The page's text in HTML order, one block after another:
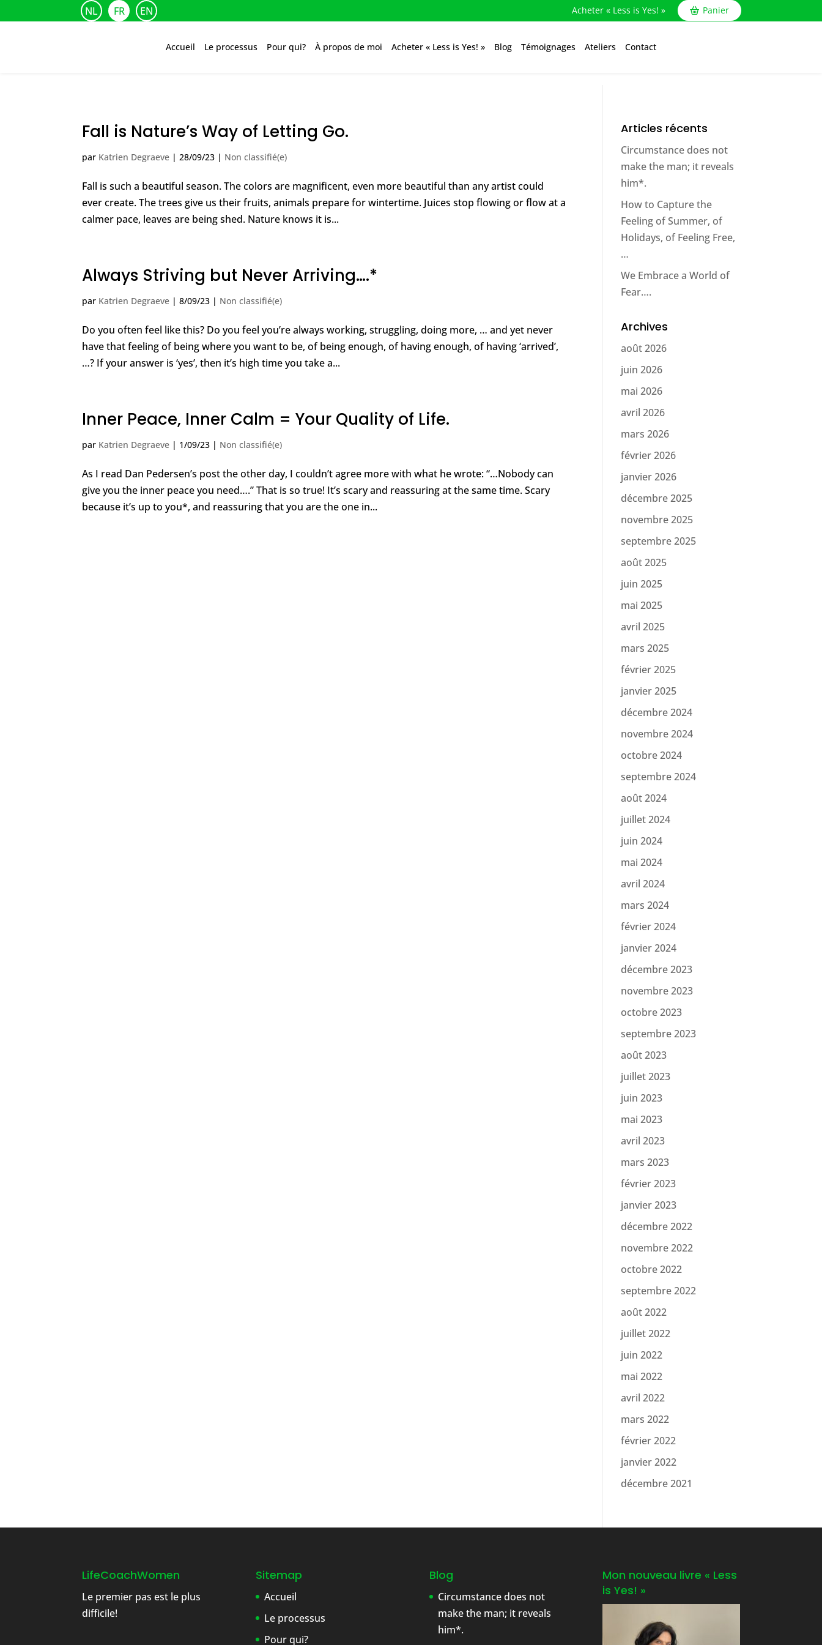
NL FR EN Acheter « Less is Yes! » Panier
Accueil Le processus Pour qui? À propos de moi Acheter « Less is Yes! » Blog Témoignages Ateliers Contact
Fall is Nature’s Way of Letting Go.
par Katrien Degraeve |28/09/23 | Non classifié(e)
Fall is such a beautiful season. The colors are magnificent, even more beautiful than any artist could
ever create. The trees give us their fruits, animals prepare for wintertime. Juices stop flowing or flow at a
calmer pace, leaves are being shed. Nature knows it is...
Always Striving but Never Arriving….*
par Katrien Degraeve |8/09/23 | Non classifié(e)
Do you often feel like this? Do you feel you’re always working, struggling, doing more, … and yet never
have that feeling of being where you want to be, of being enough, of having enough, of having ‘arrived’,
…? If your answer is ‘yes’, then it’s high time you take a...
Inner Peace, Inner Calm = Your Quality of Life.
par Katrien Degraeve | 1/09/23 | Non classifié(e)
As I read Dan Pedersen’s post the other day, I couldn’t agree more with what he wrote: “…Nobody can
give you the inner peace you need….” That is so true! It’s scary and reassuring at the same time. Scary
because it’s up to you*, and reassuring that you are the one in...
Articles récents
Circumstance does not
make the man; it reveals
him*.
How to Capture the
Feeling of Summer, of
Holidays, of Feeling Free,
…
We Embrace a World of
Fear….
Archives
août 2026
juin 2026
mai 2026
avril 2026
mars 2026
février 2026
janvier 2026
décembre 2025
novembre 2025
septembre 2025
août 2025
juin 2025
mai 2025
avril 2025
mars 2025
février 2025
janvier 2025
décembre 2024
novembre 2024
octobre 2024
septembre 2024
août 2024
juillet 2024
juin 2024
mai 2024
avril 2024
mars 2024
février 2024
janvier 2024
décembre 2023
novembre 2023
octobre 2023
septembre 2023
août 2023
juillet 2023
juin 2023
mai 2023
avril 2023
mars 2023
février 2023
janvier 2023
décembre 2022
novembre 2022
octobre 2022
septembre 2022
août 2022
juillet 2022
juin 2022
mai 2022
avril 2022
mars 2022
février 2022
janvier 2022
décembre 2021
LifeCoachWomen
Le premier pas est le plus
difficile!
Sitemap
Accueil
Le processus
Pour qui?
Blog
Circumstance does not
make the man; it reveals
him*.
Mon nouveau livre « Less
is Yes! »